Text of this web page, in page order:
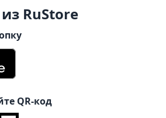
RuStore
QR-код